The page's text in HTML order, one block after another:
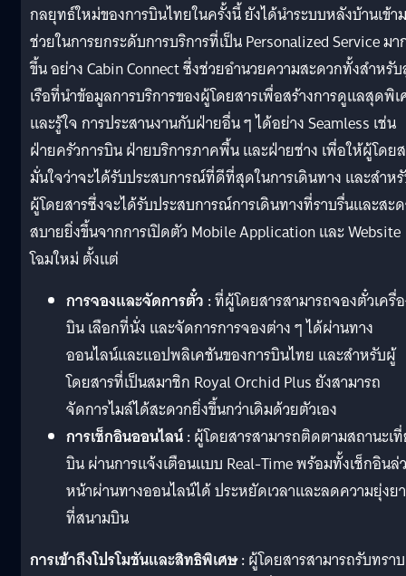
กลยุทธ์ใหม่ของการบินไทยในครั้งนี้ ยังได้นำระบบหลังบ้านเข้า
ช่วยในการยกระดับการบริการที่เป็น Personalized Service มา
ขึ้น อย่าง Cabin Connect ซึ่งช่วยอำนวยความสะดวกทั้งสำหรั
เรือที่นำข้อมูลการบริการของผู้โดยสารเพื่อสร้างการดูแลสุดพิ
และรู้ใจ การประสานงานกับฝ่ายอื่น ๆ ได้อย่าง Seamless เช่น
ฝ่ายครัวการบิน ฝ่ายบริการภาคพื้น และฝ่ายช่าง เพื่อให้ผู้โดย
มั่นใจว่าจะได้รับประสบการณ์ที่ดีที่สุดในการเดินทาง และสำห
ผู้โดยสารซึ่งจะได้รับประสบการณ์การเดินทางที่ราบรื่นและสะ
สบายยิ่งขึ้นจากการเปิดตัว Mobile Application และ Website
โฉมใหม่ ตั้งแต่
การจองและจัดการตั๋ว :ที่ผู้โดยสารสามารถจองตั๋วเครื่
บิน เลือกที่นั่ง และจัดการการจองต่าง ๆ ได้ผ่านทาง
ออนไลน์และแอปพลิเคชันของการบินไทย และสำหรับผู้
โดยสารที่เป็นสมาชิก Royal Orchid Plus ยังสามารถ
จัดการไมล์ได้สะดวกยิ่งขึ้นกว่าเดิมด้วยตัวเอง
การเช็กอินออนไลน์ :ผู้โดยสารสามารถติดตามสถานะเ
บิน ผ่านการแจ้งเตือนแบบ Real-Time พร้อมทั้งเช็กอินล่
หน้าผ่านทางออนไลน์ได้ ประหยัดเวลาและลดความยุ่งย
ที่สนามบิน
การเข้าถึงโปรโมชันและสิทธิพิเศษ :ผู้โดยสารสามารถรับทราบ